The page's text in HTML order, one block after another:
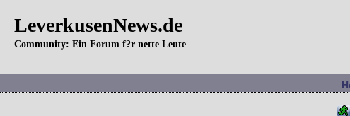
LeverkusenNews.de
Community: Ein Forum f?r nette Leute